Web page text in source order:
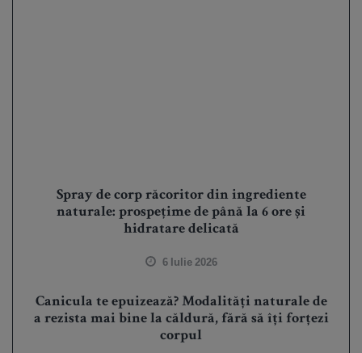
Spray de corp răcoritor din ingrediente
naturale: prospețime de până la 6 ore și
hidratare delicată
6 Iulie 2026
Canicula te epuizează? Modalități naturale de
a rezista mai bine la căldură, fără să îți forțezi
corpul